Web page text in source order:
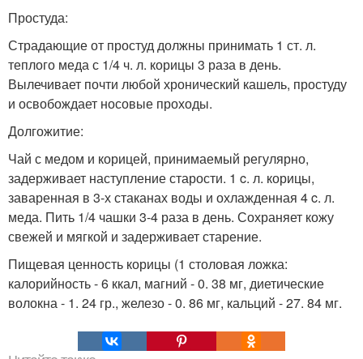
Простуда:
Страдающие от простуд должны принимать 1 ст. л.
теплого меда с 1/4 ч. л. корицы 3 раза в день.
Вылечивает почти любой хронический кашель, простуду
и освобождает носовые проходы.
Долгожитие:
Чай с медом и корицей, принимаемый регулярно,
задерживает наступление старости. 1 c. л. корицы,
заваренная в 3-х стаканах воды и охлажденная 4 c. л.
меда. Пить 1/4 чашки 3-4 раза в день. Сохраняет кожу
свежей и мягкой и задерживает старение.
Пищевая ценность корицы (1 столовая ложка:
калорийность - 6 ккал, магний - 0. 38 мг, диетические
волокна - 1. 24 гр., железо - 0. 86 мг, кальций - 27. 84 мг.